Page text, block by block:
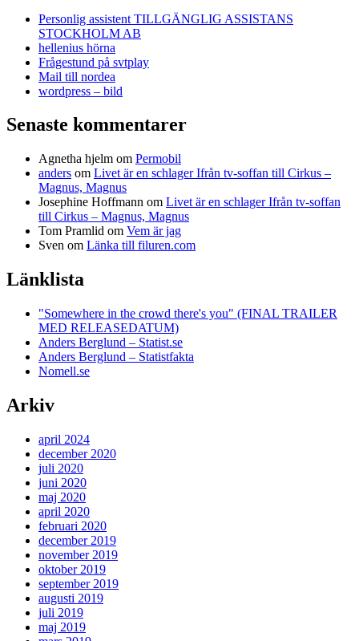
Personlig assistent TILLGÄNGLIG ASSISTANS
STOCKHOLM AB
hellenius hörna
Frågestund på svtplay
Mail till nordea
wordpress – bild
Senaste kommentarer
Agnetha hjelm om Permobil
anders om Livet är en schlager Ifrån tv-soffan till Cirkus –
Magnus, Magnus
Josephine Hoffmann om Livet är en schlager Ifrån tv-soffan
till Cirkus – Magnus, Magnus
Tom Pramlid om Vem är jag
Sven om Länka till filuren.com
Länklista
"Somewhere in the crowd there's you" (FINAL TRAILER
MED RELEASEDATUM)
Anders Berglund – Statist.se
Anders Berglund – Statistfakta
Nomell.se
Arkiv
april 2024
december 2020
juli 2020
juni 2020
maj 2020
april 2020
februari 2020
december 2019
november 2019
oktober 2019
september 2019
augusti 2019
juli 2019
maj 2019